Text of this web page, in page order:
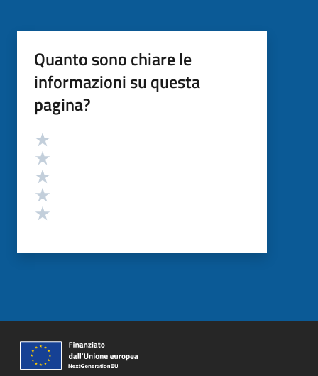
Quanto sono chiare le
informazioni su questa
pagina?
Valutazione